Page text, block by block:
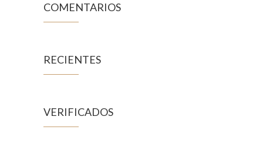
COMENTARIOS
RECIENTES
VERIFICADOS